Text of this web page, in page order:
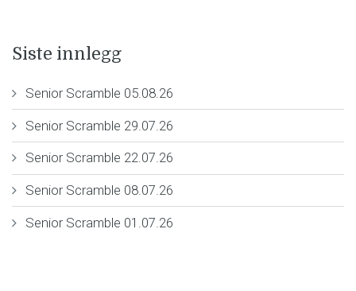
Siste innlegg
Senior Scramble 05.08.26
Senior Scramble 29.07.26
Senior Scramble 22.07.26
Senior Scramble 08.07.26
Senior Scramble 01.07.26